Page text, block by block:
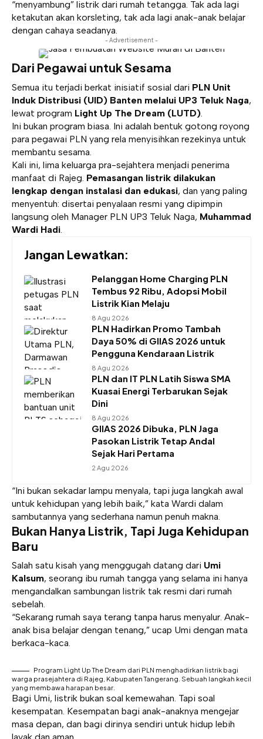
“menyambung” listrik dari rumah tetangga. Tak ada lagi
ketakutan akan korsleting, tak ada lagi anak-anak belajar
dengan cahaya seadanya.
- Advertisement -
Dari Pegawai untuk Sesama
Semua itu terjadi berkat inisiatif sosial dari PLN Unit
Induk Distribusi (UID) Banten melalui UP3 Teluk Naga,
lewat program Light Up The Dream (LUTD)
Ini bukan program biasa. Ini adalah bentuk gotong royong
para pegawai PLN yang rela menyisihkan rezekinya untuk
membantu sesama.
Kali ini, lima keluarga pra-sejahtera menjadi penerima
manfaat di Rajeg. Pemasangan listrik dilakukan
lengkap dengan instalasi dan edukasi, dan yang paling
menyentuh: disertai penyalaan resmi yang dipimpin
langsung oleh Manager PLN UP3 Teluk Naga, Muhammad
Wardi Hadi
Jangan Lewatkan:
Pelanggan Home Charging PLN
Tembus 92 Ribu, Adopsi Mobil
Listrik Kian Melaju
8 Agu 2026
PLN Hadirkan Promo Tambah
Daya 50% di GIIAS 2026 untuk
Pengguna Kendaraan Listrik
8 Agu 2026
PLN dan IT PLN Latih Siswa SMA
Kuasai Energi Terbarukan Sejak
Dini
8 Agu 2026
GIIAS 2026 Dibuka, PLN Jaga
Pasokan Listrik Tetap Andal
Sejak Hari Pertama
2 Agu 2026
“Ini bukan sekadar lampu menyala, tapi juga langkah awal
untuk kehidupan yang lebih baik,” kata Wardi dalam
sambutannya yang sederhana namun penuh makna.
Bukan Hanya Listrik, Tapi Juga Kehidupan
Baru
Salah satu kisah yang menggugah datang dari Umi
Kalsum, seorang ibu rumah tangga yang selama ini hanya
mengandalkan sambungan listrik tak resmi dari rumah
sebelah.
“Sekarang rumah saya terang tanpa harus menyalur. Anak-
anak bisa belajar dengan tenang,” ucap Umi dengan mata
berkaca-kaca.
Program Light Up The Dream dari PLN menghadirkan listrik bagi
warga prasejahtera di Rajeg, Kabupaten Tangerang. Sebuah langkah kecil
yang membawa harapan besar.
Bagi Umi, listrik bukan soal kemewahan. Tapi soal
kesempatan. Kesempatan bagi anak-anaknya mengejar
masa depan, dan bagi dirinya sendiri untuk hidup lebih